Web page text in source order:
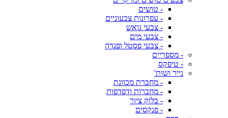
- טושים
- עפרונות צבעוניים
- צבעי גואש
- צבעי מים
- צבעי פסטל ופנדה
- מספריים
- טיפקס
נייר ושות'
- מחברת מכוונת
- מחברות ודפדפות
- בלוק ציור
- פנקסים